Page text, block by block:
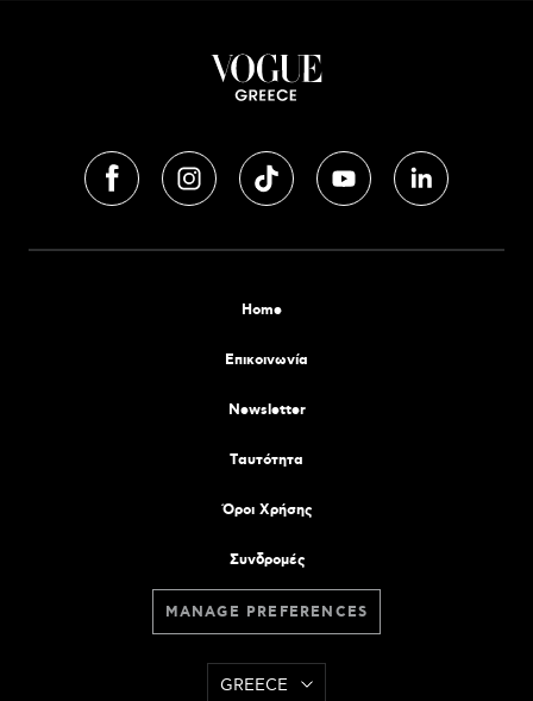
Home
Επικοινωνία
Newsletter
Tαυτότητα
Όροι Χρήσης
Συνδρομές
MANAGE PREFERENCES
GREECE